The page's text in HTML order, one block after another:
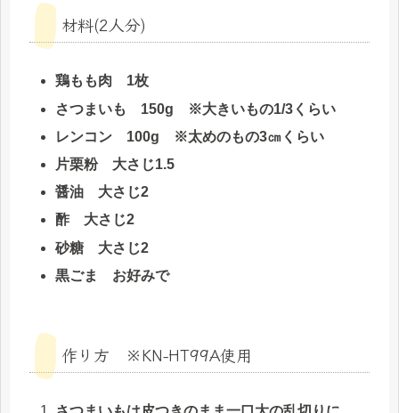
材料(2人分)
鶏もも肉 1枚
さつまいも 150g ※大きいもの1/3くらい
レンコン 100g ※太めのもの3㎝くらい
片栗粉 大さじ1.5
醤油 大さじ2
酢 大さじ2
砂糖 大さじ2
黒ごま お好みで
作り方 ※KN-HT99A使用